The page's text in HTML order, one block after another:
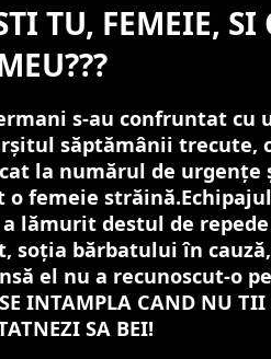
TU, FEMEIE,
s-au confruntat cu
săptămânii trecute,
la numărul de urgențe
o femeie
lămurit destul de
soția bărbatului în
el nu a recunoscut-o
INTAMPLA CAND NU
SA BEI!